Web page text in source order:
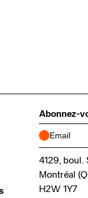
Abonnez-
4129, boul.
Montréal
H2W 1Y7